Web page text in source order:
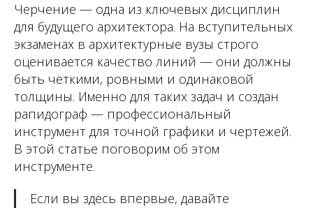
Черчение — одна из ключевых дисциплин
для будущего архитектора. На вступительных
экзаменах в архитектурные вузы строго
оценивается качество линий — они должны
быть чёткими, ровными и одинаковой
толщины. Именно для таких задач и создан
рапидограф — профессиональный
инструмент для точной графики и чертежей.
В этой статье поговорим об этом
инструменте.
Если вы здесь впервые, давайте